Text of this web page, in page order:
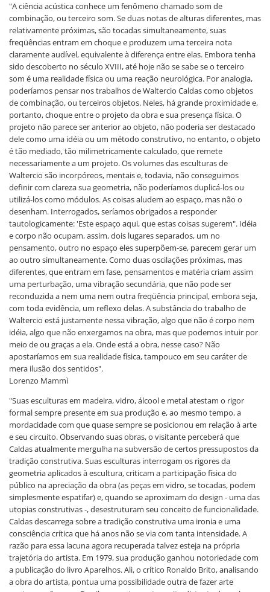
"A ciência acústica conhece um fenômeno chamado som de
combinação, ou terceiro som. Se duas notas de alturas diferentes, mas
relativamente próximas, são tocadas simultaneamente, suas
freqüências entram em choque e produzem uma terceira nota
claramente audível, equivalente à diferença entre elas. Embora tenha
sido descoberto no século XVIII, até hoje não se sabe se o terceiro
som é uma realidade física ou uma reação neurológica. Por analogia,
poderíamos pensar nos trabalhos de Waltercio Caldas como objetos
de combinação, ou terceiros objetos. Neles, há grande proximidade e,
portanto, choque entre o projeto da obra e sua presença física. O
projeto não parece ser anterior ao objeto, não poderia ser destacado
dele como uma idéia ou um método construtivo, no entanto, o objeto
é tão mediado, tão milimetricamente calculado, que remete
necessariamente a um projeto. Os volumes das esculturas de
Waltercio são incorpóreos, mentais e, todavia, não conseguimos
definir com clareza sua geometria, não poderíamos duplicá-los ou
utilizá-los como módulos. As coisas aludem ao espaço, mas não o
desenham. Interrogados, seríamos obrigados a responder
tautologicamente: 'Este espaço aqui, que estas coisas sugerem". Idéia
e corpo não ocupam, assim, dois lugares separados, um no
pensamento, outro no espaço eles superpõem-se, parecem gerar um
ao outro simultaneamente. Como duas oscilações próximas, mas
diferentes, que entram em fase, pensamentos e matéria criam assim
uma perturbação, uma vibração secundária, que não pode ser
reconduzida a nem uma nem outra freqüência principal, embora seja,
com toda evidência, um reflexo delas. A substância do trabalho de
Waltercio está justamente nessa vibração, algo que não é corpo nem
idéia, algo que não enxergamos na obra, mas que podemos intuir por
meio de ou graças a ela. Onde está a obra, nesse caso? Não
apostaríamos em sua realidade física, tampouco em seu caráter de
mera ilusão dos sentidos".
Lorenzo Mammì
"Suas esculturas em madeira, vidro, álcool e metal atestam o rigor
formal sempre presente em sua produção e, ao mesmo tempo, a
mordacidade com que quase sempre se posicionou em relação à arte
e seu circuito. Observando suas obras, o visitante perceberá que
Caldas atualmente mergulha na subversão de certos pressupostos da
tradição construtiva. Suas esculturas interrogam os rigores da
geometria aplicados à escultura, criticam a participação física do
público na apreciação da obra (as peças em vidro, se tocadas, podem
simplesmente espatifar) e, quando se aproximam do design - uma das
utopias construtivas -, desestruturam seu conceito de funcionalidade.
Caldas descarrega sobre a tradição construtiva uma ironia e uma
consciência crítica que há anos não se via com tanta intensidade. A
razão para essa lacuna agora recuperada talvez esteja na própria
trajetória do artista. Em 1979, sua produção ganhou notoriedade com
a publicação do livro Aparelhos. Ali, o crítico Ronaldo Brito, analisando
a obra do artista, pontua uma possibilidade outra de fazer arte